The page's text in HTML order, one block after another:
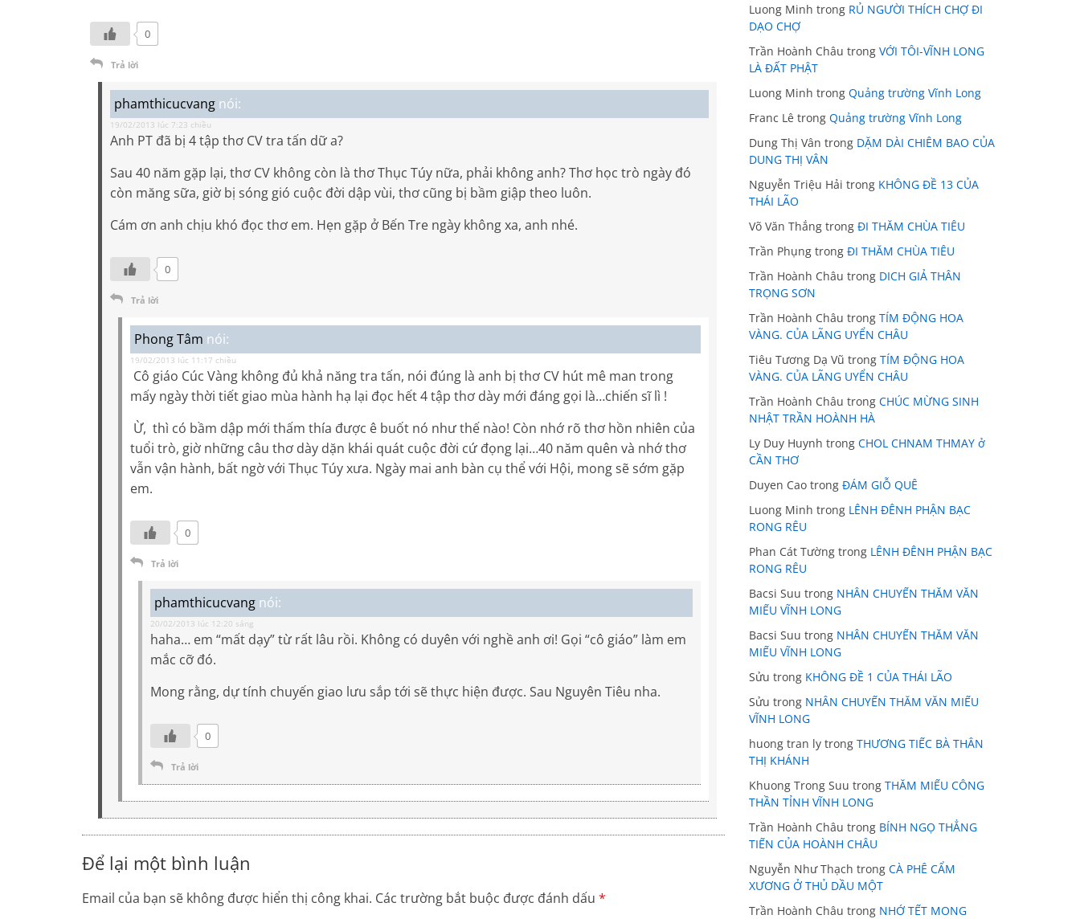
0
Trả lời
phamthicucvang nói:
19/02/2013 lúc 7:23 chiều
Anh PT đã bị 4 tập thơ CV tra tấn dữ a?
Sau 40 năm gặp lại, thơ CV không còn là thơ Thục Túy nữa, phải không anh? Thơ học trò ngày đó
còn măng sữa, giờ bị sóng gió cuộc đời dập vùi, thơ cũng bị bầm giập theo luôn.
Cám ơn anh chịu khó đọc thơ em. Hẹn gặp ở Bến Tre ngày không xa, anh nhé.
0
Trả lời
Phong Tâm nói:
19/02/2013 lúc 11:17 chiều
Cô giáo Cúc Vàng không đủ khả năng tra tấn, nói đúng là anh bị thơ CV hút mê man trong
mấy ngày thời tiết giao mùa hành hạ lại đọc hết 4 tập thơ dày mới đáng gọi là…chiến sĩ lì !
Ừ, thì có bầm dập mới thấm thía được ê buốt nó như thế nào! Còn nhớ rõ thơ hồn nhiên của
tuổi trò, giờ những câu thơ dày dặn khái quát cuộc đời cứ đọng lại…40 năm quên và nhớ thơ
vẫn vận hành, bất ngờ với Thục Túy xưa. Ngày mai anh bàn cụ thể với Hội, mong sẽ sớm gặp
em.
0
Trả lời
phamthicucvang nói:
20/02/2013 lúc 12:20 sáng
haha… em “mất dạy” từ rất lâu rồi. Không có duyên với nghề anh ơi! Gọi “cô giáo” làm em
mắc cỡ đó.
Mong rằng, dự tính chuyến giao lưu sắp tới sẽ thực hiện được. Sau Nguyên Tiêu nha.
0
Trả lời
Để lại một bình luận
Email của bạn sẽ không được hiển thị công khai. Các trường bắt buộc được đánh dấu *
Luong Minh trong RỦ NGƯỜI THÍCH CHỢ ĐI
DẠO CHỢ
Trần Hoành Châu trong VỚI TÔI-VĨNH LONG
LÀ ĐẤT PHẬT
Luong Minh trong Quảng trường Vĩnh Long
Franc Lê trong Quảng trường Vĩnh Long
Dung Thị Vân trong DẶM DÀI CHIÊM BAO CỦA
DUNG THỊ VÂN
Nguyễn Triệu Hải trong KHÔNG ĐỀ 13 CỦA
THÁI LÃO
Võ Văn Thắng trong ĐI THĂM CHÙA TIÊU
Trần Phụng trong ĐI THĂM CHÙA TIÊU
Trần Hoành Châu trong DICH GIẢ THÂN
TRỌNG SƠN
Trần Hoành Châu trong TÍM ĐỘNG HOA
VÀNG. CỦA LÃNG UYỂN CHÂU
Tiêu Tương Dạ Vũ trong TÍM ĐỘNG HOA
VÀNG. CỦA LÃNG UYỂN CHÂU
Trần Hoành Châu trong CHÚC MỪNG SINH
NHẬT TRẦN HOÀNH HÀ
Ly Duy Huynh trong CHOL CHNAM THMAY ở
CẦN THƠ
Duyen Cao trong ĐÁM GIỖ QUÊ
Luong Minh trong LÊNH ĐÊNH PHẬN BẠC
RONG RÊU
Phan Cát Tường trong LÊNH ĐÊNH PHẬN BẠC
RONG RÊU
Bacsi Suu trong NHÂN CHUYẾN THĂM VĂN
MIẾU VĨNH LONG
Bacsi Suu trong NHÂN CHUYẾN THĂM VĂN
MIẾU VĨNH LONG
Sửu trong KHÔNG ĐỀ 1 CỦA THÁI LÃO
Sửu trong NHÂN CHUYẾN THĂM VĂN MIẾU
VĨNH LONG
huong tran ly trong THƯƠNG TIẾC BÀ THÂN
THỊ KHÁNH
Khuong Trong Suu trong THĂM MIẾU CÔNG
THẦN TỈNH VĨNH LONG
Trần Hoành Châu trong BÍNH NGỌ THẲNG
TIẾN CỦA HOÀNH CHÂU
Nguyễn Như Thạch trong CÀ PHÊ CẨM
XƯƠNG Ở THỦ DẦU MỘT
Trần Hoành Châu trong NHỚ TẾT MONG